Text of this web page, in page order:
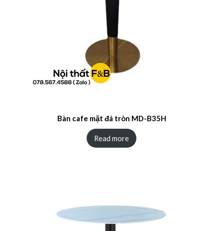
Bàn cafe mặt đá tròn MD-B35H
Read more